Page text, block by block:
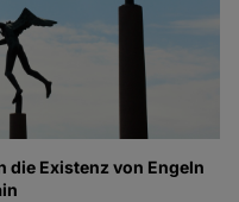
die Existenz von Engeln